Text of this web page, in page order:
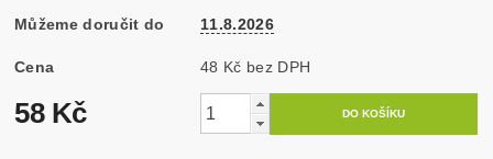
Můžeme doručit do 11.8.2026
Cena 48 Kč bez DPH
58 Kč